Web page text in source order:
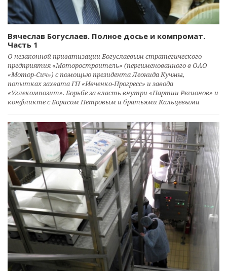
Вячеслав Богуслаев. Полное досье и компромат.
Часть 1
О незаконной приватизации Богуслаевым стратегического
предприятия «Моторостроитель» (переименованного в ОАО
«Мотор-Сич») с помощью президента Леонида Кучмы,
попытках захвата ГП «Ивченко-Прогресс» и завода
«Углекомпозит». Борьбе за власть внутри «Партии Регионов» и
конфликте с Борисом Петровым и братьями Кальцевыми